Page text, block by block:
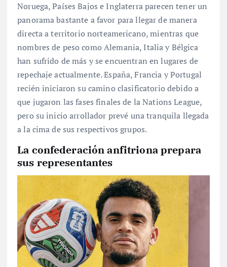
Noruega, Países Bajos e Inglaterra parecen tener un
panorama bastante a favor para llegar de manera
directa a territorio norteamericano, mientras que
nombres de peso como Alemania, Italia y Bélgica
han sufrido de más y se encuentran en lugares de
repechaje actualmente. España, Francia y Portugal
recién iniciaron su camino clasificatorio debido a
que jugaron las fases finales de la Nations League,
pero su inicio arrollador prevé una tranquila llegada
a la cima de sus respectivos grupos.
La confederación anfitriona prepara
sus representantes